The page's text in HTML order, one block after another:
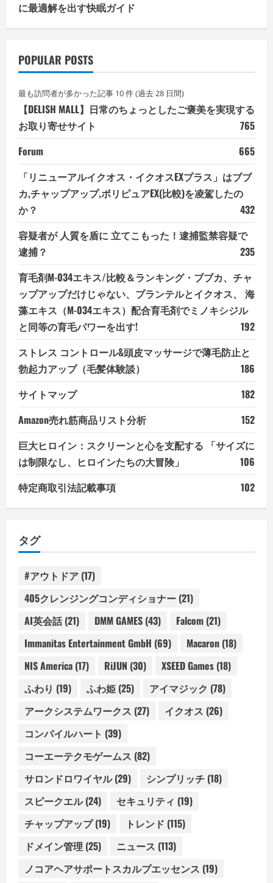
に最適解を出す快眠ガイド
POPULAR POSTS
最も訪問者が多かった記事 10 件 (過去 28 日間)
【DELISH MALL】日常のちょっとしたご褒美を実現する
お取り寄せサイト
765
Forum
665
「リニューアルイクオス・イクオスEXプラス」はブブ
カ,チャップアップ,ポリピュアEX(比較)を凌駕したの
か？
432
容疑者が 人質を盾に 立てこもった！逮捕監禁容疑で
逮捕？
235
育毛剤M-034エキス/比較＆ランキング・ブブカ、チャ
ップアップだけじゃない、プランテルとイクオス、 海
藻エキス（M-034エキス）配合育毛剤でミノキシジル
と同等の育毛パワーを出す!
192
ストレス コントロール&頭皮マッサージで薄毛防止と
勃起力アップ（毛髪体験談）
186
サイトマップ
182
Amazon売れ筋商品リスト分析
152
巨大ヒロイン：スクリーンと心を支配する 「サイズに
は制限なし、ヒロインたちの大冒険」
106
特定商取引法記載事項
102
タグ
#アウトドア (17)
405クレンジングコンディショナー (21)
AI英会話(21) DMM GAMES (43) Falcom (21)
Immanitas Entertainment GmbH (69) Macaron (18)
NIS America (17) RiJUN (30) XSEED Games (18)
ふわり (19) ふわ姫 (25) アイマジック (78)
アークシステムワークス (27) イクオス (26)
コンパイルハート (39)
コーエーテクモゲームス (82)
サロンドロワイヤル(29) シンプリッチ (18)
スピークエル(24) セキュリティ (19)
チャップアップ(19) トレンド (115)
ドメイン管理 (25) ニュース (113)
ノコアヘアサポートスカルプエッセンス (19)